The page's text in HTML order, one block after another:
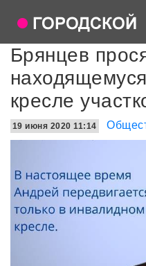
Брянцев
кресле
19 июня 2020 11:14